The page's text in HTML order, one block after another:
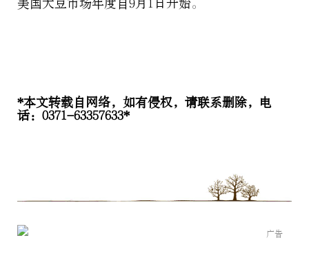
美国大豆市场年度自9月1日开始。
*本文转载自网络，如有侵权，请联系删除，电
话：0371-63357633*
广告